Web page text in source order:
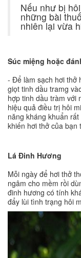
Nếu như bị
những bài
nhiên lại vừa
Súc miệng hoặc
- Để làm sạch hơi thở
giọt tinh dầu tramg
hợp tinh dầu tràm với
hiệu quả điều trị hôi
năng kháng khuẩn
khiến hơi thở của bạn
Lá Đinh Hương
Mỗi ngày để hơi thở
ngâm cho mềm rồi
đinh hương có tính
đẩy lùi tình trạng hôi